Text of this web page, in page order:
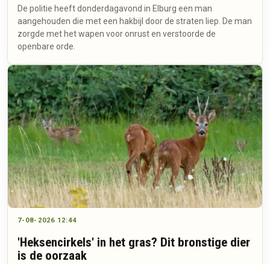
De politie heeft donderdagavond in Elburg een man
aangehouden die met een hakbijl door de straten liep. De man
zorgde met het wapen voor onrust en verstoorde de
openbare orde.
7-08-2026 12:44
'Heksencirkels' in het gras? Dit bronstige dier
is de oorzaak